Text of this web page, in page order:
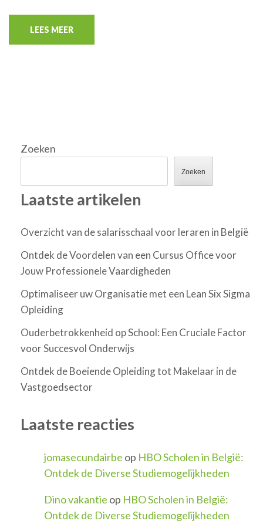
LEES MEER
Zoeken
Zoeken
Laatste artikelen
Overzicht van de salarisschaal voor leraren in België
Ontdek de Voordelen van een Cursus Office voor
Jouw Professionele Vaardigheden
Optimaliseer uw Organisatie met een Lean Six Sigma
Opleiding
Ouderbetrokkenheid op School: Een Cruciale Factor
voor Succesvol Onderwijs
Ontdek de Boeiende Opleiding tot Makelaar in de
Vastgoedsector
Laatste reacties
jomasecundairbe op HBO Scholen in België:
Ontdek de Diverse Studiemogelijkheden
Dino vakantie op HBO Scholen in België:
Ontdek de Diverse Studiemogelijkheden